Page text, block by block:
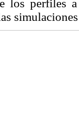
los perfiles